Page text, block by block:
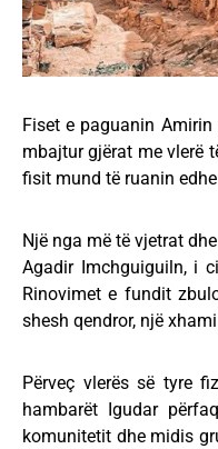
Fiset e paguanin Amirin
mbajtur gjërat me vlerë
fisit mund të ruanin
Një nga më të vjetrat
Agadir Imchguiguiln, i
Rinovimet e fundit
shesh qendror, një
Përveç vlerës së tyre
hambarët Igudar
komunitetit dhe midis